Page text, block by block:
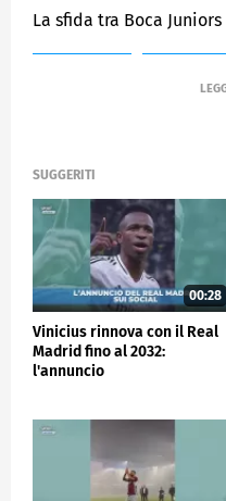
La sfida tra Boca
SUGGERITI
00:28
Vinicius rinnova con il Real
Madrid fino al 2032:
l'annuncio